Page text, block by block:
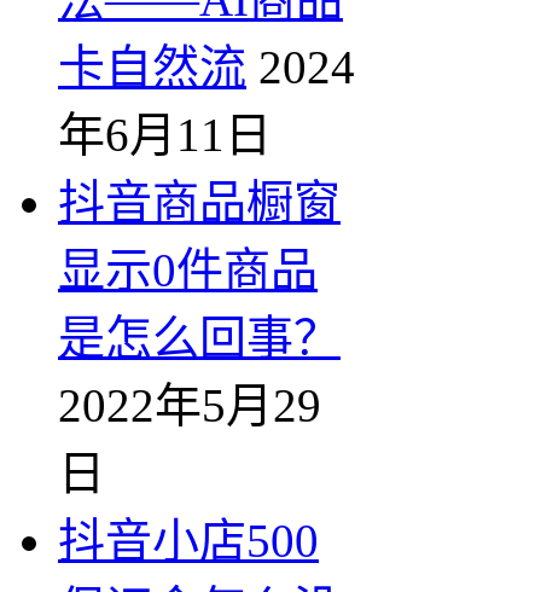
卡自然流 2024
年6月11日
抖音商品橱窗
显示0件商品
是怎么回事？
2022年5月29
日
抖音小店500